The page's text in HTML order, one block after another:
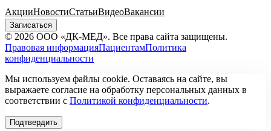
АкцииНовостиСтатьиВидеоВакансии
Записаться
© 2026 ООО «ДК-МЕД». Все права сайта защищены.
Правовая информацияПациентамПолитика
конфиденциальности
Мы используем файлы cookie. Оставаясь на сайте, вы
выражаете согласие на обработку персональных данных в
соответствии с Политикой конфиденциальности.
Подтвердить